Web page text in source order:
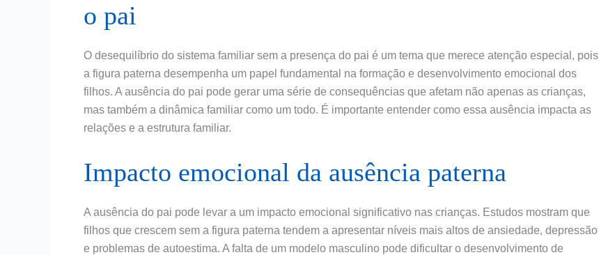
o pai
O desequilíbrio do sistema familiar sem a presença do pai é um tema que merece atenção especial, pois
a figura paterna desempenha um papel fundamental na formação e desenvolvimento emocional dos
filhos. A ausência do pai pode gerar uma série de consequências que afetam não apenas as crianças,
mas também a dinâmica familiar como um todo. É importante entender como essa ausência impacta as
relações e a estrutura familiar.
Impacto emocional da ausência paterna
A ausência do pai pode levar a um impacto emocional significativo nas crianças. Estudos mostram que
filhos que crescem sem a figura paterna tendem a apresentar níveis mais altos de ansiedade, depressão
e problemas de autoestima. A falta de um modelo masculino pode dificultar o desenvolvimento de